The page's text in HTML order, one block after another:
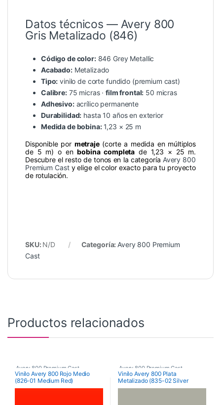
Datos técnicos — Avery 800
Gris Metalizado (846)
Código de color:846 Grey Metallic
Acabado:Metalizado
Tipo: vinilo de corte fundido (premium cast)
Calibre:75 micras ·film frontal: 50 micras
Adhesivo:acrílico permanente
Durabilidad: hasta 10 años en exterior
Medida de bobina:1,23 × 25 m
Disponible por metraje(corte a medida en múltiplos
de 5 m) o enbobina completa de 1,23 × 25 m.
Descubre el resto de tonos en la categoría Avery 800
Premium Casty elige el color exacto para tu proyecto
de rotulación.
SKU: N/D Categoría: Avery 800 Premium
Cast
Productos relacionados
Avery 800 Premium Cast
Vinilo Avery 800 Rojo Medio
(826-01 Medium Red)
Avery 800 Premium Cast
Vinilo Avery 800 Plata
Metalizado (835-02 Silver
Metallic)